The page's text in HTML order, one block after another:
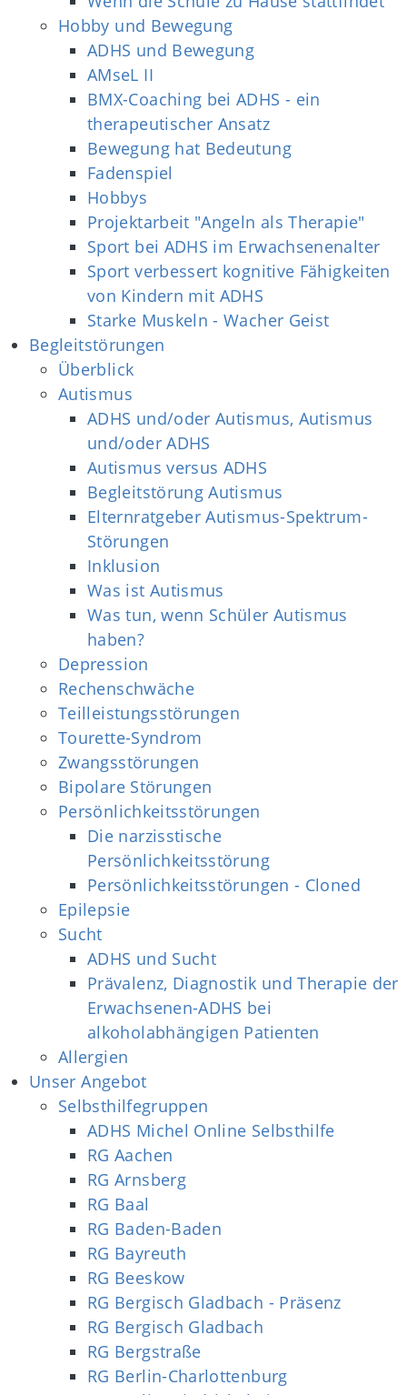
Hobby und Bewegung
ADHS und Bewegung
AMseL II
BMX-Coaching bei ADHS - ein
therapeutischer Ansatz
Bewegung hat Bedeutung
Fadenspiel
Hobbys
Projektarbeit "Angeln als Therapie"
Sport bei ADHS im Erwachsenenalter
Sport verbessert kognitive Fähigkeiten
von Kindern mit ADHS
Starke Muskeln - Wacher Geist
Begleitstörungen
Überblick
Autismus
ADHS und/oder Autismus, Autismus
und/oder ADHS
Autismus versus ADHS
Begleitstörung Autismus
Elternratgeber Autismus-Spektrum-
Störungen
Inklusion
Was ist Autismus
Was tun, wenn Schüler Autismus
haben?
Depression
Rechenschwäche
Teilleistungsstörungen
Tourette-Syndrom
Zwangsstörungen
Bipolare Störungen
Persönlichkeitsstörungen
Die narzisstische
Persönlichkeitsstörung
Persönlichkeitsstörungen - Cloned
Epilepsie
Sucht
ADHS und Sucht
Prävalenz, Diagnostik und Therapie der
Erwachsenen-ADHS bei
alkoholabhängigen Patienten
Allergien
Unser Angebot
Selbsthilfegruppen
ADHS Michel Online Selbsthilfe
RG Aachen
RG Arnsberg
RG Baal
RG Baden-Baden
RG Bayreuth
RG Beeskow
RG Bergisch Gladbach - Präsenz
RG Bergisch Gladbach
RG Bergstraße
RG Berlin-Charlottenburg